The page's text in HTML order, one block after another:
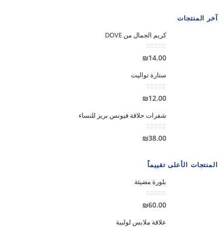
آخر المنتجات
كريم الجمال من DOVE
0
out of 5
₪14.00
ستارة تواليت
₪12.00
شفرات حلاقة فيونس بريز للنساء
0
out of 5
₪38.00
المنتجات الأعلى تقييماً
بلورة مضيئة
₪60.00
علاقة ملابس لولبية